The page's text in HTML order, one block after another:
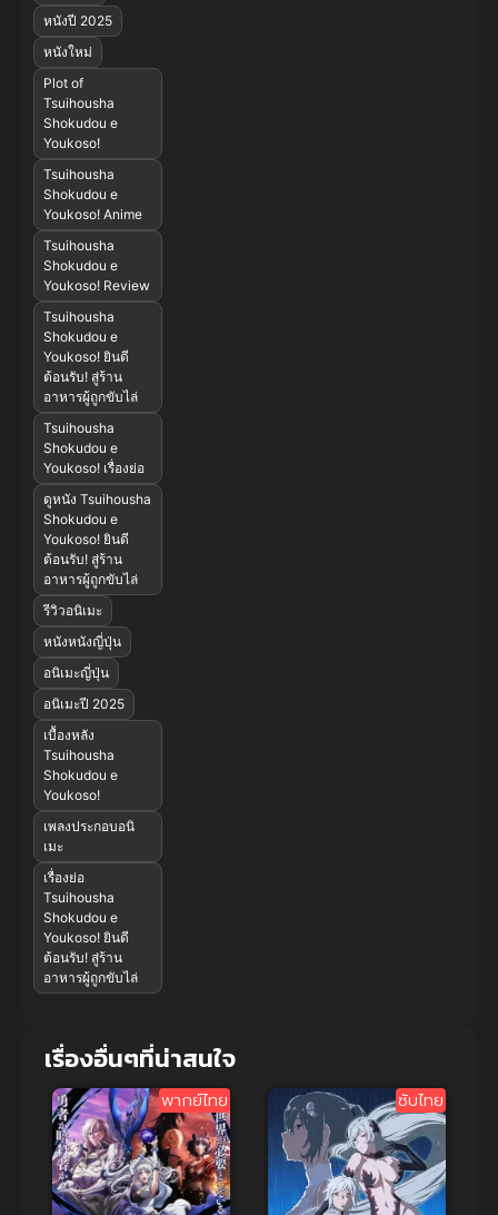
หนังปี 2025
หนังใหม่
Plot of
Tsuihousha
Shokudou e
Youkoso!
Tsuihousha
Shokudou e
Youkoso! Anime
Tsuihousha
Shokudou e
Youkoso! Review
Tsuihousha
Shokudou e
Youkoso! ยินดี
ต้อนรับ! สู่ร้าน
อาหารผู้ถูกขับไล่
Tsuihousha
Shokudou e
Youkoso! เรื่องย่อ
ดูหนัง Tsuihousha
Shokudou e
Youkoso! ยินดี
ต้อนรับ! สู่ร้าน
อาหารผู้ถูกขับไล่
รีวิวอนิเมะ
หนังหนังญี่ปุ่น
อนิเมะญี่ปุ่น
อนิเมะปี 2025
เบื้องหลัง
Tsuihousha
Shokudou e
Youkoso!
เพลงประกอบอนิ
เมะ
เรื่องย่อ
Tsuihousha
Shokudou e
Youkoso! ยินดี
ต้อนรับ! สู่ร้าน
อาหารผู้ถูกขับไล่
เรื่องอื่นๆที่น่าสนใจ
พากย์ไทย ซับไทย